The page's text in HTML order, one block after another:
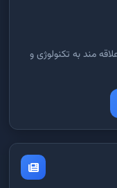
مند به تکنولوژی و